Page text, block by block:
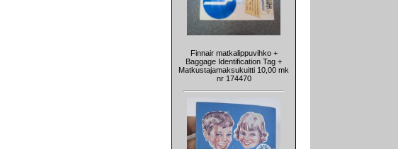
Finnair matkalippuvihko +
Baggage Identification Tag +
Matkustajamaksukuitti 10,00 mk
nr 174470